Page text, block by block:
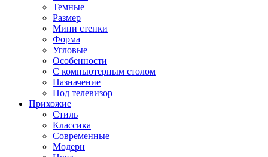
Темные
Размер
Мини стенки
Форма
Угловые
Особенности
С компьютерным столом
Назначение
Под телевизор
Прихожие
Стиль
Классика
Современные
Модерн